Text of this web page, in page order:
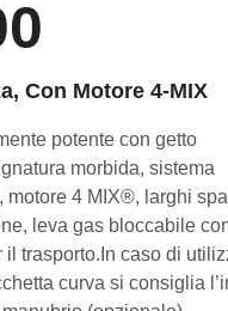
Con Motore 4-MIX
potente con getto
morbida, sistema
motore 4 MIX®, larghi
leva gas bloccabile
il trasporto.In caso di
curva si consiglia